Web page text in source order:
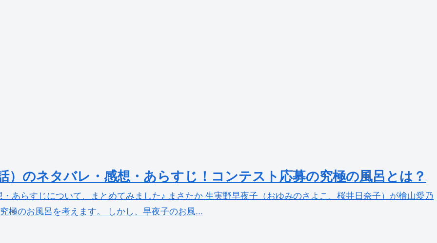
）のネタバレ・感想・あらすじ！コンテスト応募の究極の風呂とは？
あらすじについて、まとめてみました♪ まさたか 生実野早夜子（おゆみのさよこ、桜井日奈子）が檜山愛乃
極のお風呂を考えます。 しかし、早夜子のお風...